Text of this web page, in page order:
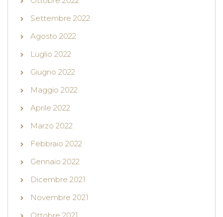
Settembre 2022
Agosto 2022
Luglio 2022
Giugno 2022
Maggio 2022
Aprile 2022
Marzo 2022
Febbraio 2022
Gennaio 2022
Dicembre 2021
Novembre 2021